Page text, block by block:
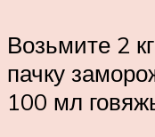
Возьмите 2
пачку
100 мл